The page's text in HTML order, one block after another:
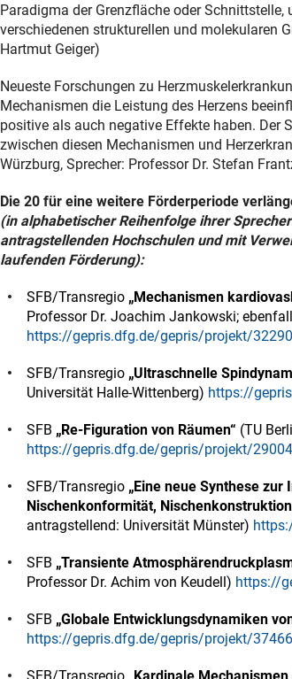
Paradigma der Grenzfläche oder
verschiedenen strukturellen und molekularen
Hartmut Geiger)
Neueste Forschungen zu
Mechanismen die Leistung des Herzens
positive als auch negative Effekte haben. Der
zwischen diesen Mechanismen und
Würzburg, Sprecher: Professor Dr. Stefan
Die 20 für eine weitere Förderperiode
(in alphabetischer Reihenfolge ihrer
antragstellenden Hochschulen und mit
laufenden Förderung):
SFB/Transregio „Mechanismen
Professor Dr. Joachim Jankowski;
https://gepris.dfg.de/gepris/projekt/
SFB/Transregio „Ultraschnelle
Universität Halle-Wittenberg) https://
SFB „Re-Figuration von Räumen“ (TU
https://gepris.dfg.de/gepris/projekt/
SFB/Transregio „Eine neue Synthese
Nischenkonformität, Nischenkonstruktion
antragstellend: Universität Münster)
SFB „Transiente
Professor Dr. Achim von Keudell) https://
SFB „Globale Entwicklungsdynamiken
https://gepris.dfg.de/gepris/projekt/
SFB/Transregio „Kardinale